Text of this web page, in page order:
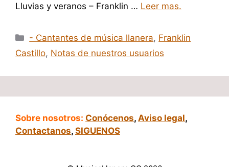
Lluvias y veranos – Franklin … Leer mas.
Categorías
- Cantantes de música llanera, Franklin
Castillo, Notas de nuestros usuarios
Sobre nosotros: Conócenos, Aviso legal,
Contactanos, SIGUENOS